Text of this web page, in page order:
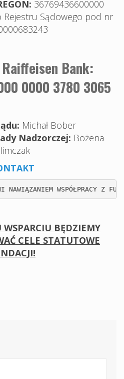
36769436600000
Rejestru Sądowego pod nr
Bank:
0000 3780 3065
Michał Bober
Nadzorczej: Bożena
WSPARCIU BĘDZIEMY
CELE STATUTOWE